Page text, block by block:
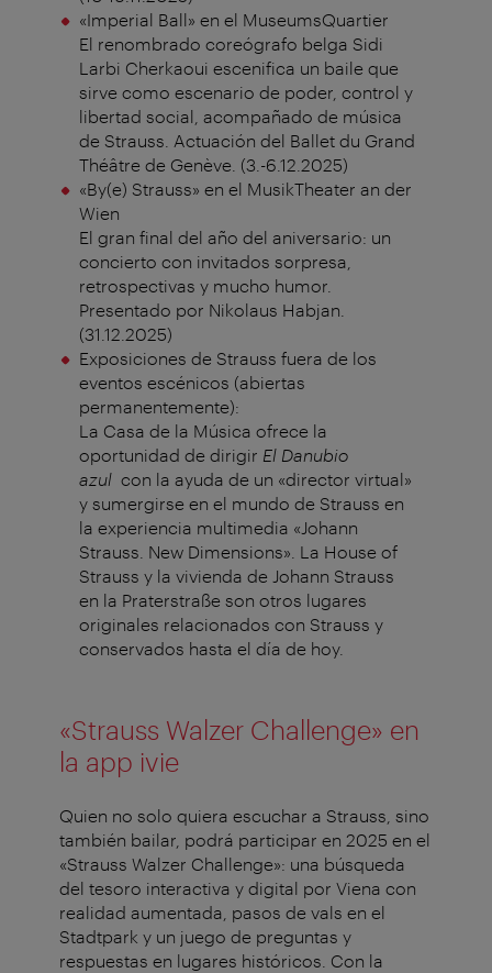
«Imperial Ball» en el MuseumsQuartier
El renombrado coreógrafo belga Sidi
Larbi Cherkaoui escenifica un baile que
sirve como escenario de poder, control y
libertad social, acompañado de música
de Strauss. Actuación del Ballet du Grand
Théâtre de Genève. (3.-6.12.2025)
«By(e) Strauss» en el MusikTheater an der
Wien
El gran final del año del aniversario: un
concierto con invitados sorpresa,
retrospectivas y mucho humor.
Presentado por Nikolaus Habjan.
(31.12.2025)
Exposiciones de Strauss fuera de los
eventos escénicos (abiertas
permanentemente):
La Casa de la Música ofrece la
oportunidad de dirigir El Danubio
azul con la ayuda de un «director virtual»
y sumergirse en el mundo de Strauss en
la experiencia multimedia «Johann
Strauss. New Dimensions». La House of
Strauss y la vivienda de Johann Strauss
en la Praterstraße son otros lugares
originales relacionados con Strauss y
conservados hasta el día de hoy.
«Strauss Walzer Challenge» en
la app ivie
Quien no solo quiera escuchar a Strauss, sino
también bailar, podrá participar en 2025 en el
«Strauss Walzer Challenge»: una búsqueda
del tesoro interactiva y digital por Viena con
realidad aumentada, pasos de vals en el
Stadtpark y un juego de preguntas y
respuestas en lugares históricos. Con la